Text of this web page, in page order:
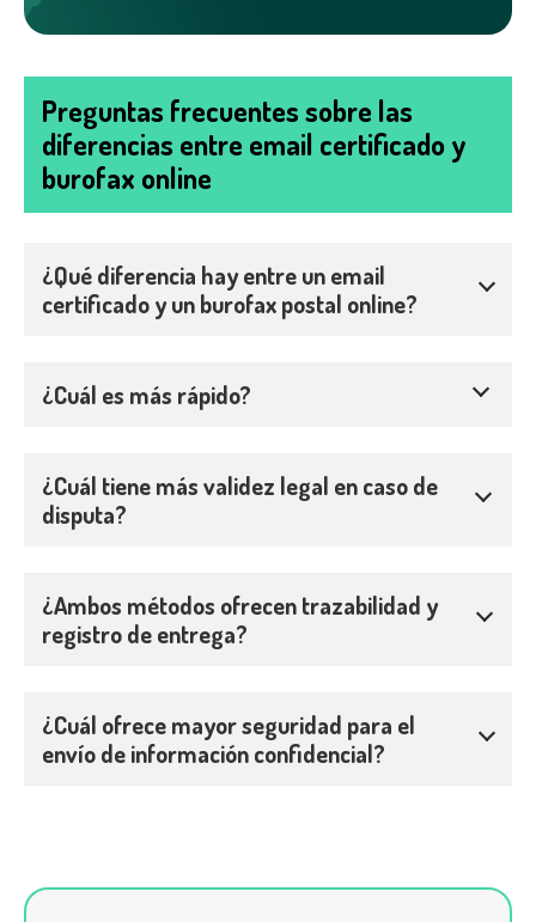
Preguntas frecuentes sobre las
diferencias entre email certificado y
burofax online
¿Qué diferencia hay entre un email
certificado y un burofax postal online?
¿Cuál es más rápido?
¿Cuál tiene más validez legal en caso de
disputa?
¿Ambos métodos ofrecen trazabilidad y
registro de entrega?
¿Cuál ofrece mayor seguridad para el
envío de información confidencial?